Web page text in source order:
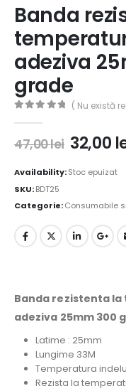
Banda
adeziva
grade
( Nu există
47,00lei 32,00
Availability:Stoc epuizat
SKU:BDT25
Categorie:Consumabile
Banda rezistenta
adeziva 25mm 300
Latime : 25mm
Lungime 33M
Temperatura
Rezista la